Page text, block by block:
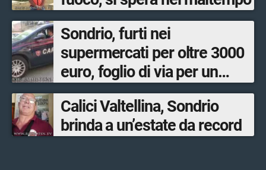
Sondrio, furti nei
supermercati per oltre 3000
euro, foglio di via per un
ventinovenne
Calici Valtellina, Sondrio
brinda a un’estate da record